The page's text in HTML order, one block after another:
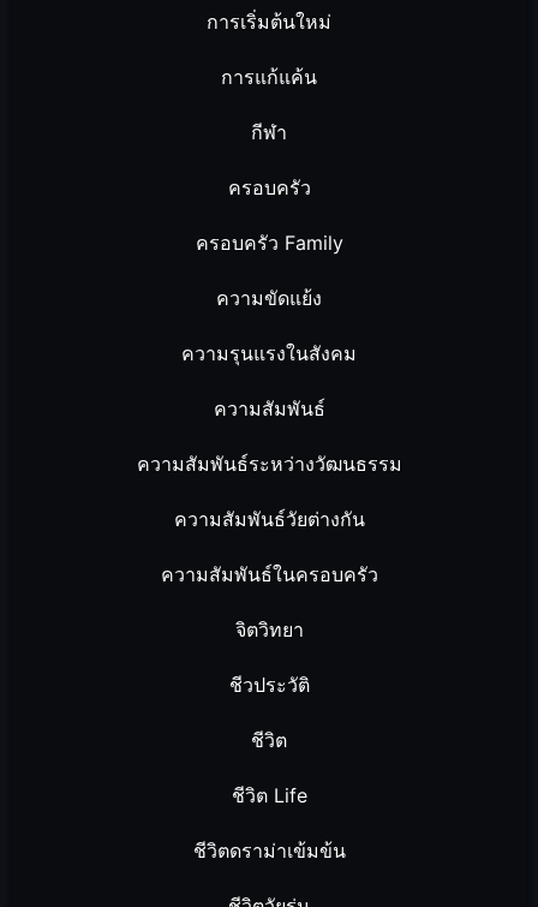
การเริ่มต้นใหม่
การแก้แค้น
กีฬา
ครอบครัว
ครอบครัว Family
ความขัดแย้ง
ความรุนแรงในสังคม
ความสัมพันธ์
ความสัมพันธ์ระหว่างวัฒนธรรม
ความสัมพันธ์วัยต่างกัน
ความสัมพันธ์ในครอบครัว
จิตวิทยา
ชีวประวัติ
ชีวิต
ชีวิต Life
ชีวิตดราม่าเข้มข้น